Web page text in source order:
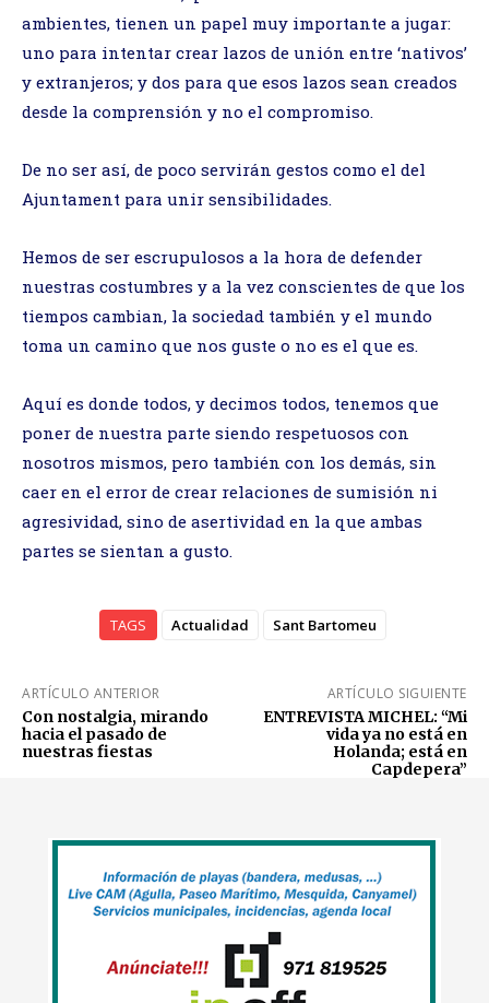
ambientes, tienen un papel muy importante a jugar:
uno para intentar crear lazos de unión entre ‘nativos’
y extranjeros; y dos para que esos lazos sean creados
desde la comprensión y no el compromiso.
De no ser así, de poco servirán gestos como el del
Ajuntament para unir sensibilidades.
Hemos de ser escrupulosos a la hora de defender
nuestras costumbres y a la vez conscientes de que los
tiempos cambian, la sociedad también y el mundo
toma un camino que nos guste o no es el que es.
Aquí es donde todos, y decimos todos, tenemos que
poner de nuestra parte siendo respetuosos con
nosotros mismos, pero también con los demás, sin
caer en el error de crear relaciones de sumisión ni
agresividad, sino de asertividad en la que ambas
partes se sientan a gusto.
TAGS Actualidad Sant Bartomeu
ARTÍCULO ANTERIOR
Con nostalgia, mirando
hacia el pasado de
nuestras fiestas
ARTÍCULO SIGUIENTE
ENTREVISTA MICHEL: “Mi
vida ya no está en
Holanda; está en
Capdepera”